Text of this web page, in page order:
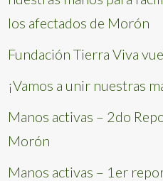
los afectados de Morón
Fundación Tierra Viva
¡Vamos a unir nuestras
Manos activas – 2do
Morón
Manos activas – 1er